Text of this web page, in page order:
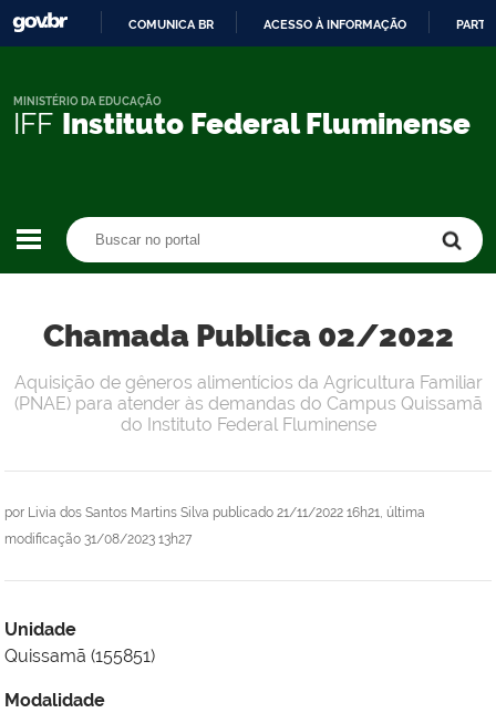
CONTEÚDO
COMUNICA BR ACESSO À INFORMAÇÃO
IFF Instituto Federal Fluminense
MINISTÉRIO DA EDUCAÇÃO
Chamada Publica 02/2022
por Livia dos Santos Martins Silva publicado 21/11/2022 16h21, última
modificação 31/08/2023 13h27
Aquisição de gêneros alimentícios da Agricultura Familiar
(PNAE) para atender às demandas do Campus Quissamã
do Instituto Federal Fluminense
Unidade
Quissamã (155851)
Modalidade